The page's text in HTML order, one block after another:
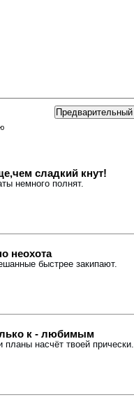
сладкий кнут!
немного полнят.
неохота
быстрее закипают.
к - любимым
планы насчёт твоей прически.